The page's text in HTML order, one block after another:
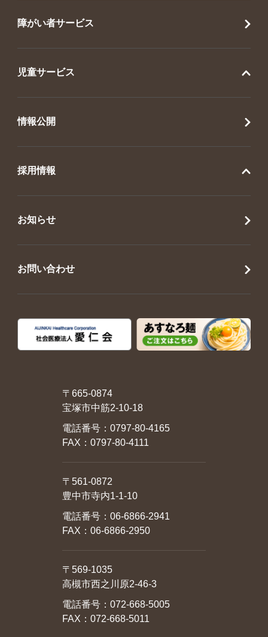
障がい者サービス
児童サービス
情報公開
採用情報
お知らせ
お問い合わせ
〒665-0874
宝塚市中筋2-10-18
電話番号： 0797-80-4165
FAX：0797-80-4111
〒561-0872
豊中市寺内1-1-10
電話番号： 06-6866-2941
FAX：06-6866-2950
〒569-1035
高槻市西之川原2-46-3
電話番号： 072-668-5005
FAX：072-668-5011